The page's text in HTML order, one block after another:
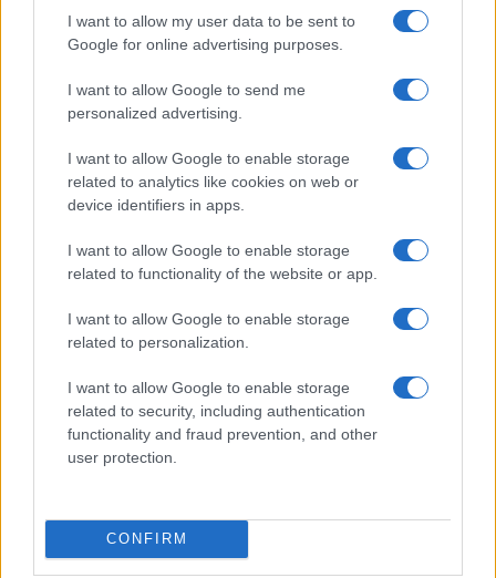
I want to allow my user data to be sent to
Google for online advertising purposes.
I want to allow Google to send me
personalized advertising.
I want to allow Google to enable storage
related to analytics like cookies on web or
device identifiers in apps.
I want to allow Google to enable storage
related to functionality of the website or app.
I want to allow Google to enable storage
related to personalization.
I want to allow Google to enable storage
related to security, including authentication
functionality and fraud prevention, and other
user protection.
CONFIRM
nyári melegben felfrissülést nyújt a család tagjai számára.
fogyasztani, akkor nem kell a hűtő mélyén kotorásznunk
A szerkezet formája a hagyományos gyümölcsöstálból
következett, ami gyümölccsel feltöltve a konyhapult, vagy
az asztal díszévé válhat. A koncepció része volt még az is,
hogy a színes gyümölcsök látványa vizuális vágyat
gerjesszen fogyasztásuk iránt, ezzel is szem előtt tartva az
egészséges táplálkozást. A hűtő azonban kikapcsolt
állapotban is funkcionálhat, ekkor egyszerű
gyümölcsöstálként. Ebben az állapotban az átlátszó tető a
gép belsejébe húzódik be, arra várva, hogy megint
bekapcsolják.
A másik magyar pályázó Szabó Levente, egy különleges
pályázattal kapcsolatosan elmondta: "Az egészséges
táplálkozás kérdése manapság egy fontos kérdéskör. A mai